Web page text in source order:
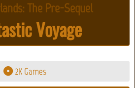
The Pre-Sequel
Voyage
2K Games